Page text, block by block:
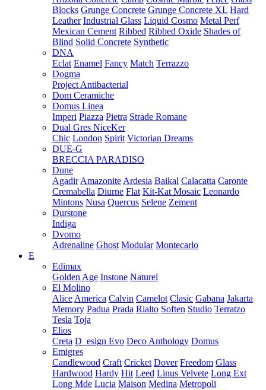
Blocks Grunge Concrete Grunge Concrete XL Hard
Leather Industrial Glass Liquid Cosmo Metal Perf
Mexican Cement Ribbed Ribbed Oxide Shades of
Blind Solid Concrete Synthetic
DNA
Eclat Enamel Fancy Match Terrazzo
Dogma
Project Antibacterial
Dom Ceramiche
Domus Linea
Imperi Piazza Pietra Strade Romane
Dual Gres NiceKer
Chic London Spirit Victorian Dreams
DUE-G
BRECCIA PARADISO
Dune
Agadir Amazonite Ardesia Baikal Calacatta Caronte
Cremabella Diurne Flat Kit-Kat Mosaic Leonardo
Mintons Nusa Quercus Selene Zement
Durstone
Indiga
Dvomo
Adrenaline Ghost Modular Montecarlo
E
Edimax
Golden Age Instone Naturel
El Molino
Alice America Calvin Camelot Clasic Gabana Jakarta
Memory Padua Prada Rialto Soften Studio Terratzo
Tesla Toja
Elios
Creta D_esign Evo Deco Anthology Domus
Emigres
Candlewood Craft Cricket Dover Freedom Glass
Hardwood Hardy Hit Leed Linus Velvete Long Ext
Long Mde Lucia Maison Medina Metropoli